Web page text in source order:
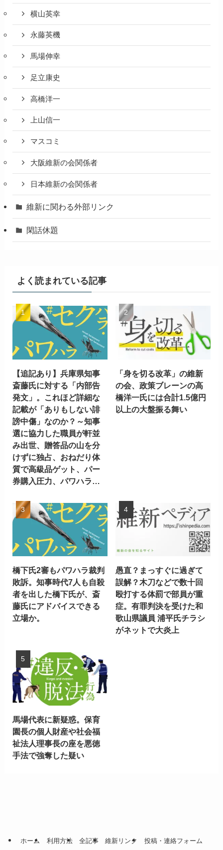
横山英幸
永藤英機
馬場伸幸
足立康史
高橋洋一
上山信一
マスコミ
大阪維新の会関係者
日本維新の会関係者
維新に関わる外部リンク
閑話休題
よく読まれている記事
【追記あり】兵庫県知事
斎藤氏に対する「内部告
発文」。これほど詳細な
記載が「ありもしない誹
謗中傷」なのか？～知事
選に協力した職員が軒並
み出世、贈答品の山を分
けずに独占、おねだり体
質で高級品ゲット、パー
券購入圧力、パワハラ…
「身を切る改革」の維新
の会、政策ブレーンの高
橋洋一氏には合計1.5億円
以上の大盤振る舞い
橋下氏2審もパワハラ裁判
敗訴。知事時代7人も自殺
者を出した橋下氏が、斎
藤氏にアドバイスできる
立場か。
愚直？まっすぐに過ぎて
誤解？木刀などで数十回
殴打する体罰で部員が重
症。有罪判決を受けた和
歌山県議員 浦平氏チラシ
がネットで大炎上
馬場代表に新疑惑。保育
園長の個人財産や社会福
祉法人理事長の座を悪徳
手法で強奪した疑い
ホーム 利用方法 全記事 維新リンク 投稿・連絡フォーム